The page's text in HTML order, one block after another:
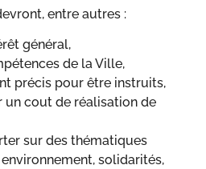
entre autres :
général,
de la Ville,
précis pour être instruits,
un cout de réalisation de
sur des thématiques
solidarités,